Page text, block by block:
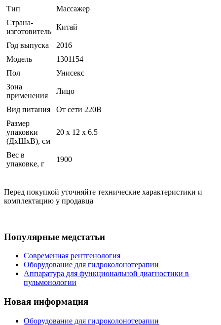
Тип
Массажер
Страна-
изготовитель
Китай
Год выпуска
2016
Модель
1301154
Пол
Унисекс
Зона
применения
Лицо
Вид питания
От сети 220В
Размер
упаковки
(ДхШхВ), см
20 x 12 x 6.5
Вес в
упаковке, г
1900
Перед покупкой уточняйте технические характеристики и
комплектацию у продавца
Популярные медстатьи
Современная рентгенология
Оборудование для гидроколонотерапии
Аппаратура для функциональной диагностики в
пульмонологии
Новая информация
Оборудование для гидроколонотерапии